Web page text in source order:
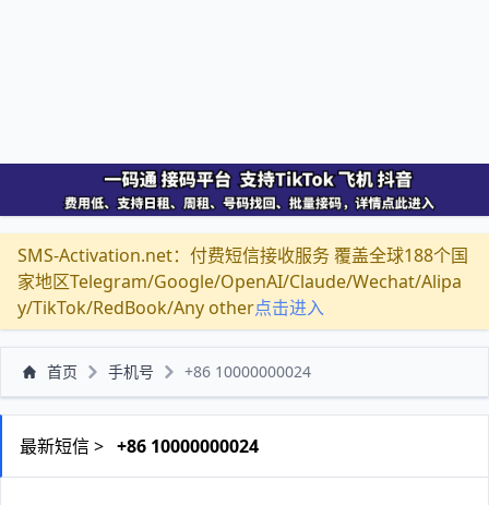
SMS-Activation.net：付费短信接收服务 覆盖全球188个国
家地区Telegram/Google/OpenAI/Claude/Wechat/Alipa
y/TikTok/RedBook/Any other点击进入
首页 手机号 +86 10000000024
最新短信 > +86 10000000024